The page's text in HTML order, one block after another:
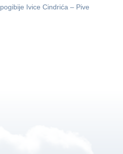
pogibije Ivice Cindrića – Pive